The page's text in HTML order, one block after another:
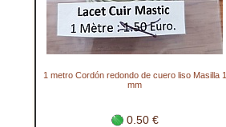
1 metro Cordón redondo de cuero liso Masilla 1
mm
0.50 €